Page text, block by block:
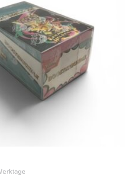
mehrere
Varianten
auf.
Die